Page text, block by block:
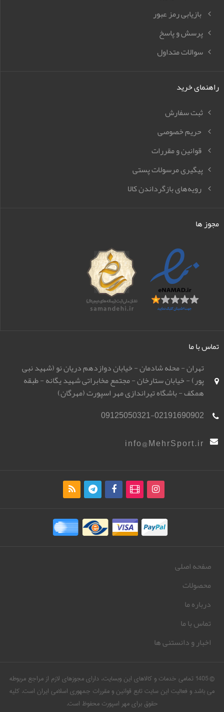
بازیابی رمز عبور
پرسش و پاسخ
سوالات متداول
راهنمای خرید
ثبت سفارش
حریم خصوصی
قوانین و مقررات
پیگیری مرسولات پستی
رویه‌های بازگرداندن کالا
مجوز ها
تماس با ما
تهران - محله شادمان - خیابان دوازدهم دریان نو (شهید نبی
پور) - خیابان ستارخان - مجتمع مخابراتی شهید یگانه - طبقه
همکف - باشگاه تیراندازی مهر اسپورت (مهرگان)
09125050321-02191690902
info@MehrSport.ir
صفحه اصلی
محصولات
درباره ما
تماس با ما
اخبار و دانستنی ها
© 1405 تمامی خدمات و کالاهای این وبسایت، دارای مجوزهای لازم از مراجع مربوطه
می باشد و فعالیت این سایت تابع قوانین و مقررات جمهوری اسلامی ایران است. کلیه
حقوق برای مهر اسپورت محفوظ است.